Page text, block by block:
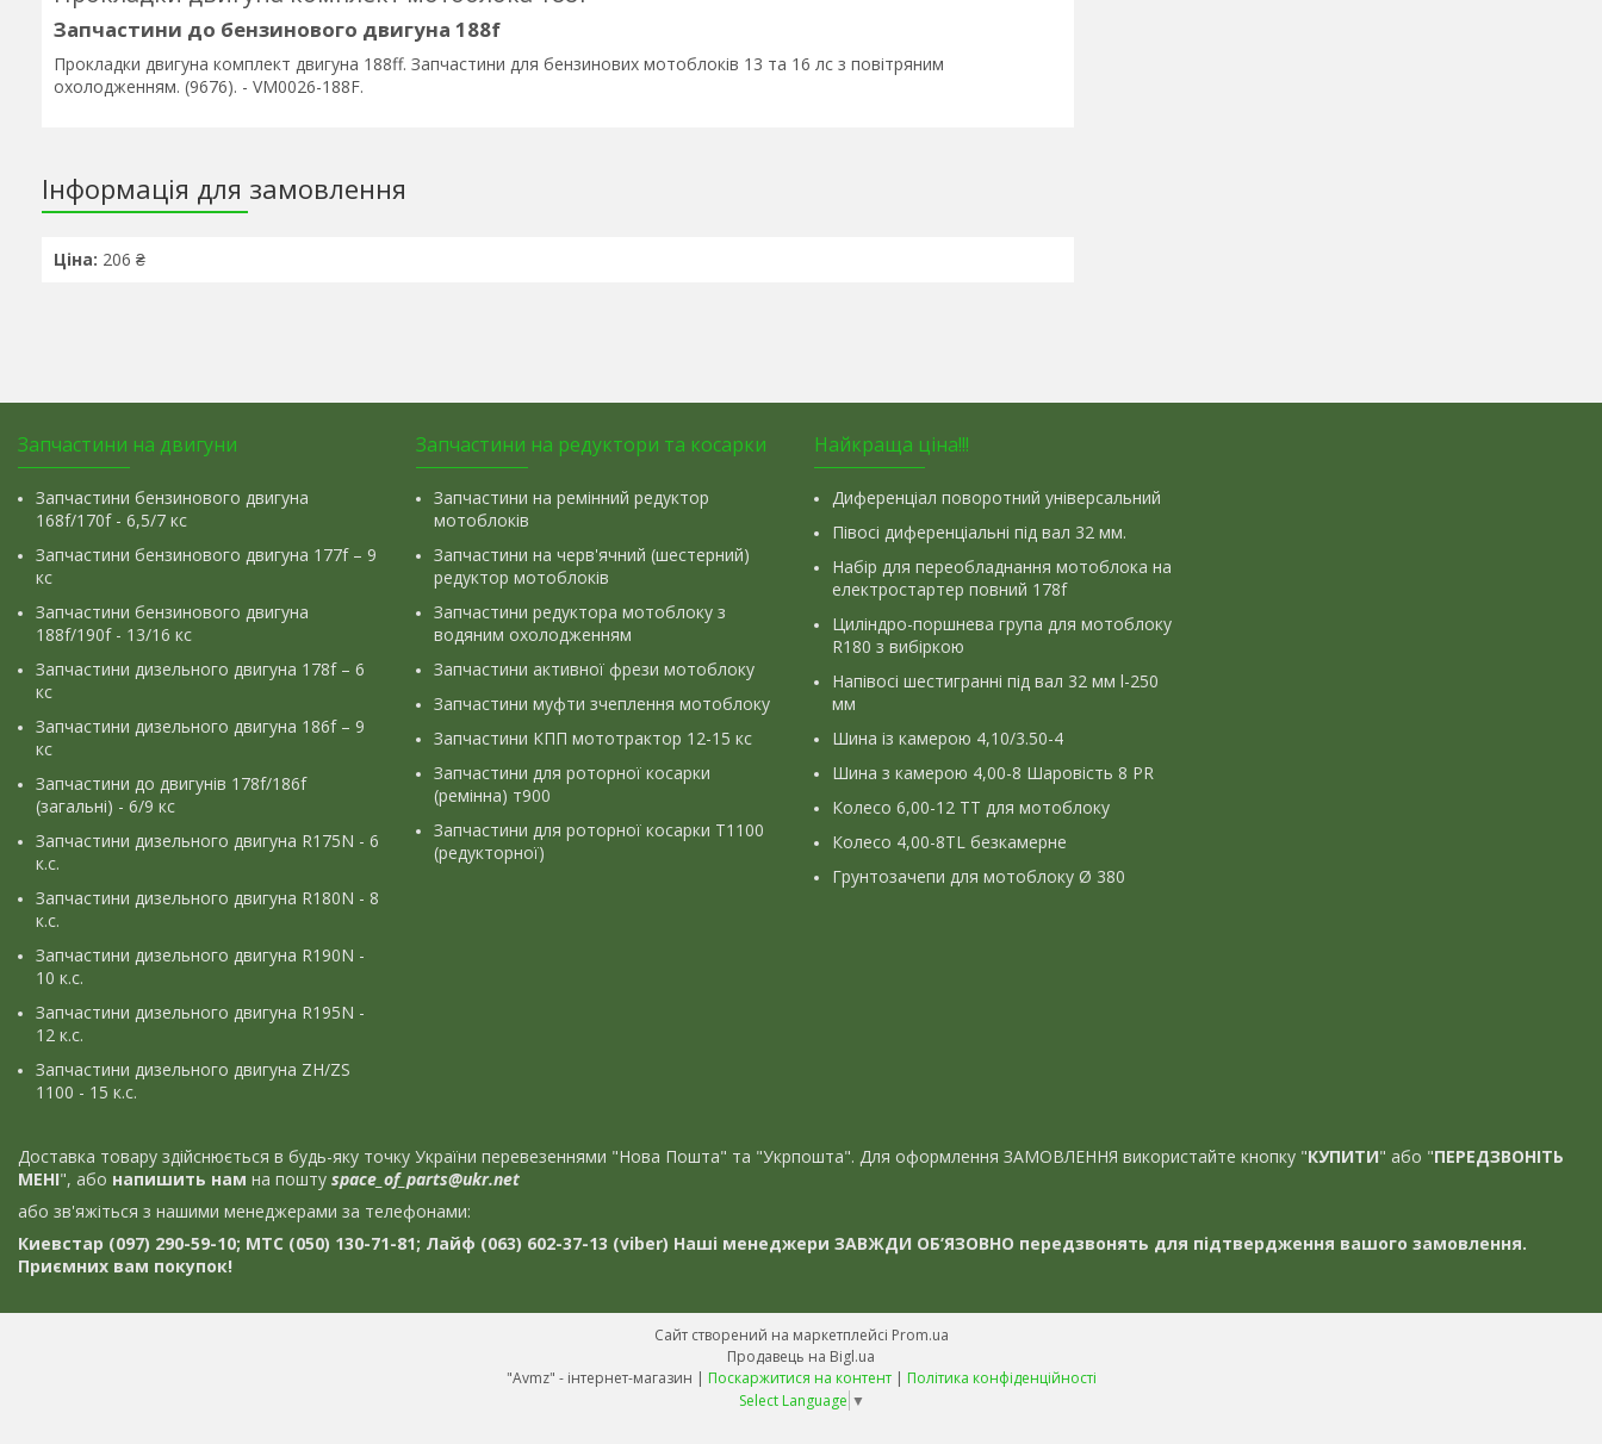
Запчастини до бензинового двигуна 188f
Прокладки двигуна комплект двигуна 188ff. Запчастини для бензинових мотоблоків 13 та 16 лс з повітряним
охолодженням. (9676). - VM0026-188F.
Інформація для замовлення
Ціна: 206 ₴
Запчастини на двигуни
Запчастини бензинового двигуна
168f/170f - 6,5/7 кс
Запчастини бензинового двигуна 177f – 9
кс
Запчастини бензинового двигуна
188f/190f - 13/16 кс
Запчастини дизельного двигуна 178f – 6
кс
Запчастини дизельного двигуна 186f – 9
кс
Запчастини до двигунів 178f/186f
(загальні) - 6/9 кс
Запчастини дизельного двигуна R175N - 6
к.с.
Запчастини дизельного двигуна R180N - 8
к.с.
Запчастини дизельного двигуна R190N -
10 к.с.
Запчастини дизельного двигуна R195N -
12 к.с.
Запчастини дизельного двигуна ZH/ZS
1100 - 15 к.с.
Запчастини на редуктори та косарки
Запчастини на ремінний редуктор
мотоблоків
Запчастини на черв'ячний (шестерний)
редуктор мотоблоків
Запчастини редуктора мотоблоку з
водяним охолодженням
Запчастини активної фрези мотоблоку
Запчастини муфти зчеплення мотоблоку
Запчастини КПП мототрактор 12-15 кс
Запчастини для роторної косарки
(ремінна) т900
Запчастини для роторної косарки Т1100
(редукторної)
Найкраща ціна!!!
Диференціал поворотний універсальний
Півосі диференціальні під вал 32 мм.
Набір для переобладнання мотоблока на
електростартер повний 178f
Циліндро-поршнева група для мотоблоку
R180 з вибіркою
Напівосі шестигранні під вал 32 мм l-250
мм
Шина із камерою 4,10/3.50-4
Шина з камерою 4,00-8 Шаровість 8 PR
Колесо 6,00-12 ТТ для мотоблоку
Колесо 4,00-8TL безкамерне
Грунтозачепи для мотоблоку Ø 380
Доставка товару здійснюється в будь-яку точку України перевезеннями "Нова Пошта" та "Укрпошта". Для оформлення ЗАМОВЛЕННЯ використайте кнопку "КУПИТИ" або "ПЕРЕДЗВОНІТЬ
МЕНІ", або напишить нам на пошту space_of_parts@ukr.net
або зв'яжіться з нашими менеджерами за телефонами:
Киевстар (097) 290-59-10; МТС (050) 130-71-81; Лайф (063) 602-37-13 (viber) Наші менеджери ЗАВЖДИ ОБ’ЯЗОВНО передзвонять для підтвердження вашого замовлення.
Приємних вам покупок!
Сайт створений на маркетплейсі Prom.ua
Продавець на Bigl.ua
"Avmz" - інтернет-магазин | Поскаржитися на контент | Політика конфіденційності
Select Language ▼